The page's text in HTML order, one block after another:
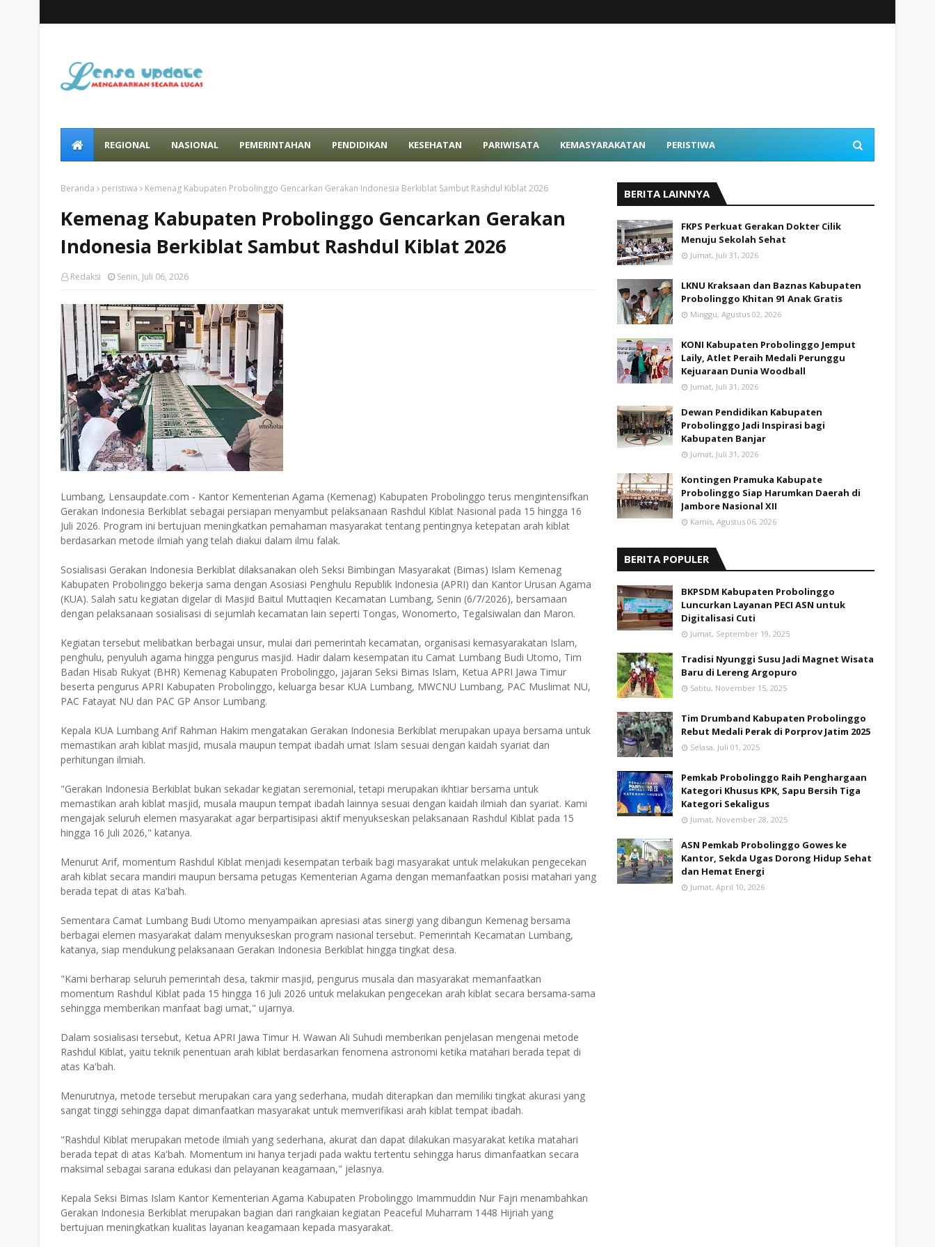
REGIONAL NASIONAL PEMERINTAHAN PENDIDIKAN KESEHATAN PARIWISATA KEMASYARAKATAN PERISTIWA
Beranda peristiwa Kemenag Kabupaten Probolinggo Gencarkan Gerakan Indonesia Berkiblat Sambut Rashdul Kiblat 2026
Kemenag Kabupaten Probolinggo Gencarkan Gerakan
Indonesia Berkiblat Sambut Rashdul Kiblat 2026
Redaksi Senin, Juli 06, 2026
Lumbang, Lensaupdate.com - Kantor Kementerian Agama (Kemenag) Kabupaten Probolinggo terus mengintensifkan
Gerakan Indonesia Berkiblat sebagai persiapan menyambut pelaksanaan Rashdul Kiblat Nasional pada 15 hingga 16
Juli 2026. Program ini bertujuan meningkatkan pemahaman masyarakat tentang pentingnya ketepatan arah kiblat
berdasarkan metode ilmiah yang telah diakui dalam ilmu falak.
Sosialisasi Gerakan Indonesia Berkiblat dilaksanakan oleh Seksi Bimbingan Masyarakat (Bimas) Islam Kemenag
Kabupaten Probolinggo bekerja sama dengan Asosiasi Penghulu Republik Indonesia (APRI) dan Kantor Urusan Agama
(KUA). Salah satu kegiatan digelar di Masjid Baitul Muttaqien Kecamatan Lumbang, Senin (6/7/2026), bersamaan
dengan pelaksanaan sosialisasi di sejumlah kecamatan lain seperti Tongas, Wonomerto, Tegalsiwalan dan Maron.
Kegiatan tersebut melibatkan berbagai unsur, mulai dari pemerintah kecamatan, organisasi kemasyarakatan Islam,
penghulu, penyuluh agama hingga pengurus masjid. Hadir dalam kesempatan itu Camat Lumbang Budi Utomo, Tim
Badan Hisab Rukyat (BHR) Kemenag Kabupaten Probolinggo, jajaran Seksi Bimas Islam, Ketua APRI Jawa Timur
beserta pengurus APRI Kabupaten Probolinggo, keluarga besar KUA Lumbang, MWCNU Lumbang, PAC Muslimat NU,
PAC Fatayat NU dan PAC GP Ansor Lumbang.
Kepala KUA Lumbang Arif Rahman Hakim mengatakan Gerakan Indonesia Berkiblat merupakan upaya bersama untuk
memastikan arah kiblat masjid, musala maupun tempat ibadah umat Islam sesuai dengan kaidah syariat dan
perhitungan ilmiah.
"Gerakan Indonesia Berkiblat bukan sekadar kegiatan seremonial, tetapi merupakan ikhtiar bersama untuk
memastikan arah kiblat masjid, musala maupun tempat ibadah lainnya sesuai dengan kaidah ilmiah dan syariat. Kami
mengajak seluruh elemen masyarakat agar berpartisipasi aktif menyukseskan pelaksanaan Rashdul Kiblat pada 15
hingga 16 Juli 2026," katanya.
Menurut Arif, momentum Rashdul Kiblat menjadi kesempatan terbaik bagi masyarakat untuk melakukan pengecekan
arah kiblat secara mandiri maupun bersama petugas Kementerian Agama dengan memanfaatkan posisi matahari yang
berada tepat di atas Ka'bah.
Sementara Camat Lumbang Budi Utomo menyampaikan apresiasi atas sinergi yang dibangun Kemenag bersama
berbagai elemen masyarakat dalam menyukseskan program nasional tersebut. Pemerintah Kecamatan Lumbang,
katanya, siap mendukung pelaksanaan Gerakan Indonesia Berkiblat hingga tingkat desa.
"Kami berharap seluruh pemerintah desa, takmir masjid, pengurus musala dan masyarakat memanfaatkan
momentum Rashdul Kiblat pada 15 hingga 16 Juli 2026 untuk melakukan pengecekan arah kiblat secara bersama-sama
sehingga memberikan manfaat bagi umat," ujarnya.
Dalam sosialisasi tersebut, Ketua APRI Jawa Timur H. Wawan Ali Suhudi memberikan penjelasan mengenai metode
Rashdul Kiblat, yaitu teknik penentuan arah kiblat berdasarkan fenomena astronomi ketika matahari berada tepat di
atas Ka'bah.
Menurutnya, metode tersebut merupakan cara yang sederhana, mudah diterapkan dan memiliki tingkat akurasi yang
sangat tinggi sehingga dapat dimanfaatkan masyarakat untuk memverifikasi arah kiblat tempat ibadah.
"Rashdul Kiblat merupakan metode ilmiah yang sederhana, akurat dan dapat dilakukan masyarakat ketika matahari
berada tepat di atas Ka'bah. Momentum ini hanya terjadi pada waktu tertentu sehingga harus dimanfaatkan secara
maksimal sebagai sarana edukasi dan pelayanan keagamaan," jelasnya.
Kepala Seksi Bimas Islam Kantor Kementerian Agama Kabupaten Probolinggo Imammuddin Nur Fajri menambahkan
Gerakan Indonesia Berkiblat merupakan bagian dari rangkaian kegiatan Peaceful Muharram 1448 Hijriah yang
bertujuan meningkatkan kualitas layanan keagamaan kepada masyarakat.
BERITA LAINNYA
FKPS Perkuat Gerakan Dokter Cilik
Menuju Sekolah Sehat
Jumat, Juli 31, 2026
LKNU Kraksaan dan Baznas Kabupaten
Probolinggo Khitan 91 Anak Gratis
Minggu, Agustus 02, 2026
KONI Kabupaten Probolinggo Jemput
Laily, Atlet Peraih Medali Perunggu
Kejuaraan Dunia Woodball
Jumat, Juli 31, 2026
Dewan Pendidikan Kabupaten
Probolinggo Jadi Inspirasi bagi
Kabupaten Banjar
Jumat, Juli 31, 2026
Kontingen Pramuka Kabupate
Probolinggo Siap Harumkan Daerah di
Jambore Nasional XII
Kamis, Agustus 06, 2026
BERITA POPULER
BKPSDM Kabupaten Probolinggo
Luncurkan Layanan PECI ASN untuk
Digitalisasi Cuti
Jumat, September 19, 2025
Tradisi Nyunggi Susu Jadi Magnet Wisata
Baru di Lereng Argopuro
Sabtu, November 15, 2025
Tim Drumband Kabupaten Probolinggo
Rebut Medali Perak di Porprov Jatim 2025
Selasa, Juli 01, 2025
Pemkab Probolinggo Raih Penghargaan
Kategori Khusus KPK, Sapu Bersih Tiga
Kategori Sekaligus
Jumat, November 28, 2025
ASN Pemkab Probolinggo Gowes ke
Kantor, Sekda Ugas Dorong Hidup Sehat
dan Hemat Energi
Jumat, April 10, 2026